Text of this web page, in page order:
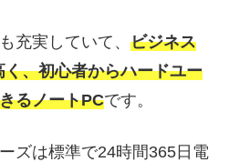
充実していて、 ビジネス
、初心者からハードユー
るノートPCです。
ズは標準で24時間365日電